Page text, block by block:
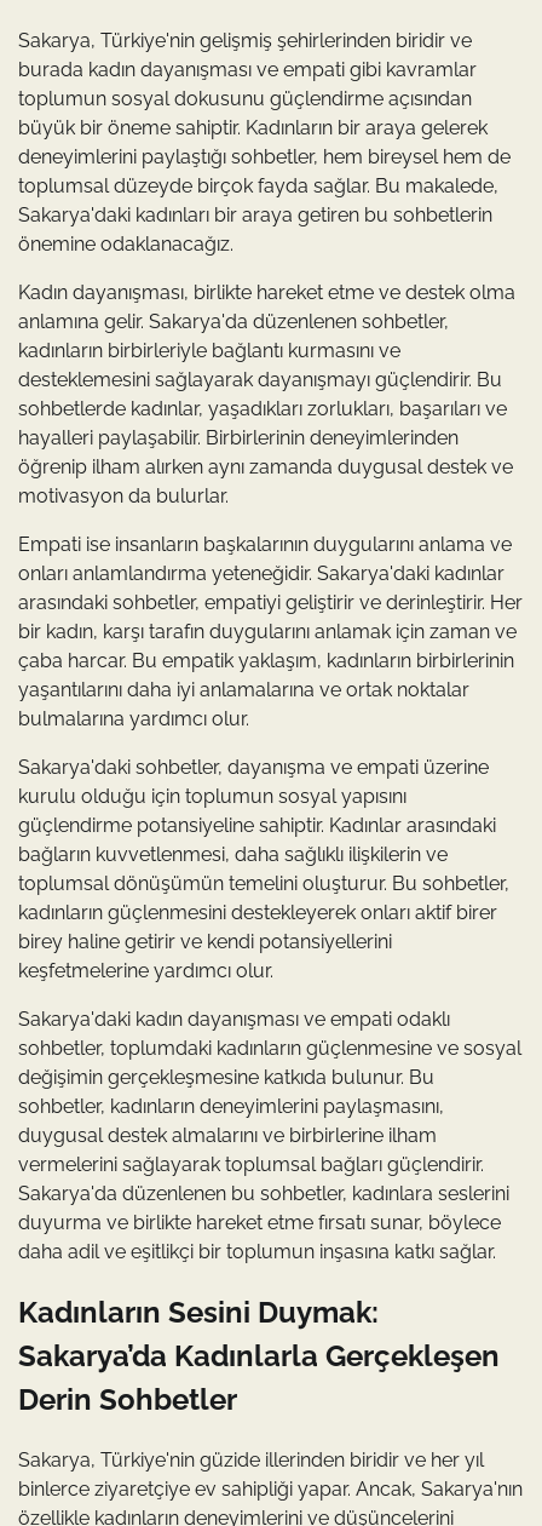
Sakarya, Türkiye'nin gelişmiş şehirlerinden biridir ve
burada kadın dayanışması ve empati gibi kavramlar
toplumun sosyal dokusunu güçlendirme açısından
büyük bir öneme sahiptir. Kadınların bir araya gelerek
deneyimlerini paylaştığı sohbetler, hem bireysel hem de
toplumsal düzeyde birçok fayda sağlar. Bu makalede,
Sakarya'daki kadınları bir araya getiren bu sohbetlerin
önemine odaklanacağız.
Kadın dayanışması, birlikte hareket etme ve destek olma
anlamına gelir. Sakarya'da düzenlenen sohbetler,
kadınların birbirleriyle bağlantı kurmasını ve
desteklemesini sağlayarak dayanışmayı güçlendirir. Bu
sohbetlerde kadınlar, yaşadıkları zorlukları, başarıları ve
hayalleri paylaşabilir. Birbirlerinin deneyimlerinden
öğrenip ilham alırken aynı zamanda duygusal destek ve
motivasyon da bulurlar.
Empati ise insanların başkalarının duygularını anlama ve
onları anlamlandırma yeteneğidir. Sakarya'daki kadınlar
arasındaki sohbetler, empatiyi geliştirir ve derinleştirir. Her
bir kadın, karşı tarafın duygularını anlamak için zaman ve
çaba harcar. Bu empatik yaklaşım, kadınların birbirlerinin
yaşantılarını daha iyi anlamalarına ve ortak noktalar
bulmalarına yardımcı olur.
Sakarya'daki sohbetler, dayanışma ve empati üzerine
kurulu olduğu için toplumun sosyal yapısını
güçlendirme potansiyeline sahiptir. Kadınlar arasındaki
bağların kuvvetlenmesi, daha sağlıklı ilişkilerin ve
toplumsal dönüşümün temelini oluşturur. Bu sohbetler,
kadınların güçlenmesini destekleyerek onları aktif birer
birey haline getirir ve kendi potansiyellerini
keşfetmelerine yardımcı olur.
Sakarya'daki kadın dayanışması ve empati odaklı
sohbetler, toplumdaki kadınların güçlenmesine ve sosyal
değişimin gerçekleşmesine katkıda bulunur. Bu
sohbetler, kadınların deneyimlerini paylaşmasını,
duygusal destek almalarını ve birbirlerine ilham
vermelerini sağlayarak toplumsal bağları güçlendirir.
Sakarya'da düzenlenen bu sohbetler, kadınlara seslerini
duyurma ve birlikte hareket etme fırsatı sunar, böylece
daha adil ve eşitlikçi bir toplumun inşasına katkı sağlar.
Kadınların Sesini Duymak:
Sakarya’da Kadınlarla Gerçekleşen
Derin Sohbetler
Sakarya, Türkiye'nin güzide illerinden biridir ve her yıl
binlerce ziyaretçiye ev sahipliği yapar. Ancak, Sakarya'nın
özellikle kadınların deneyimlerini ve düşüncelerini